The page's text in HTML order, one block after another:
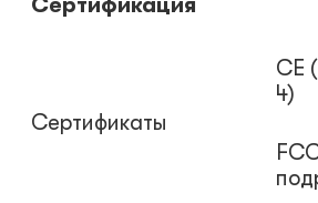
Сертификаты
CE
4)